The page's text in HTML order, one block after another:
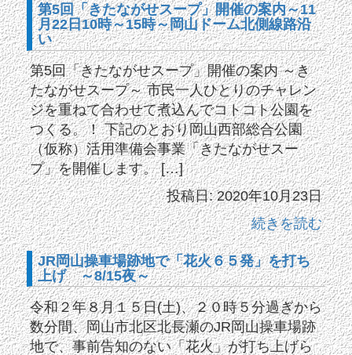
第5回「きたながせスープ」開催の案内～11
月22日10時～15時～岡山ドーム北側線路沿
い
第5回「きたながせスープ」開催の案内 ～き
たながせスープ～ 市民一人ひとりのチャレン
ジを重ねて合わせて煮込んでコトコト公園を
つくる。！ 下記のとおり岡山西部総合公園
（仮称）活用準備会事業「きたながせスー
プ」を開催します。 […]
投稿日: 2020年10月23日
続きを読む
JR岡山操車場跡地で「花火６５発」を打ち
上げ ～8/15夜～
令和２年８月１５日(土)、２０時５分過ぎから
数分間、岡山市北区北長瀬のJR岡山操車場跡
地で、事前告知のない「花火」が打ち上げら